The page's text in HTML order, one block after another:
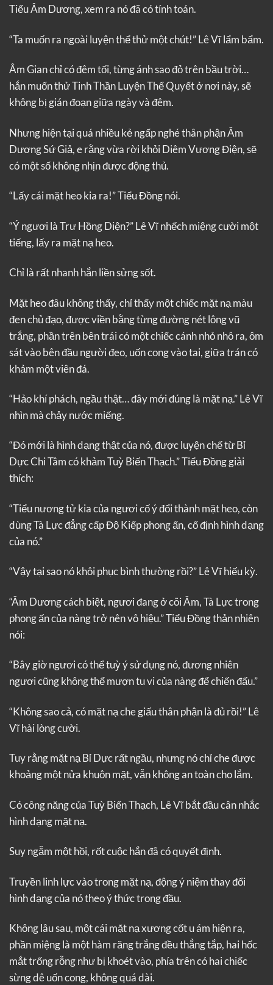
Tiểu Âm Dương, xem ra nó đã có tính toán.
“Ta muốn ra ngoài luyện thể thử một chút!” Lê Vĩ lẩm bẩm.
Âm Gian chỉ có đêm tối, từng ánh sao đỏ trên bầu trời…
hắn muốn thử Tinh Thần Luyện Thể Quyết ở nơi này, sẽ
không bị gián đoạn giữa ngày và đêm.
Nhưng hiện tại quá nhiều kẻ ngấp nghé thân phận Âm
Dương Sứ Giả, e rằng vừa rời khỏi Diêm Vương Điện, sẽ
có một số không nhịn được động thủ.
“Lấy cái mặt heo kia ra!” Tiểu Đồng nói.
“Ý ngươi là Trư Hồng Diện?” Lê Vĩ nhếch miệng cười một
tiếng, lấy ra mặt nạ heo.
Chỉ là rất nhanh hắn liền sửng sốt.
Mặt heo đâu không thấy, chỉ thấy một chiếc mặt nạ màu
đen chủ đạo, được viền bằng từng đường nét lông vũ
trắng, phần trên bên trái có một chiếc cánh nhỏ nhô ra, ôm
sát vào bên đầu người đeo, uốn cong vào tai, giữa trán có
khảm một viên đá.
“Hảo khí phách, ngầu thật… đây mới đúng là mặt nạ.” Lê Vĩ
nhìn mà chảy nước miếng.
“Đó mới là hình dạng thật của nó, được luyện chế từ Bỉ
Dực Chi Tâm có khảm Tuỳ Biến Thạch.” Tiểu Đồng giải
thích:
“Tiểu nương tử kia của ngươi cố ý đổi thành mặt heo, còn
dùng Tà Lực đẳng cấp Độ Kiếp phong ấn, cố định hình dạng
của nó.”
“Vậy tại sao nó khôi phục bình thường rồi?” Lê Vĩ hiếu kỳ.
“Âm Dương cách biệt, ngươi đang ở cõi Âm, Tà Lực trong
phong ấn của nàng trở nên vô hiệu.” Tiểu Đồng thản nhiên
nói:
“Bây giờ ngươi có thể tuỳ ý sử dụng nó, đương nhiên
ngươi cũng không thể mượn tu vi của nàng để chiến đấu.”
“Không sao cả, có mặt nạ che giấu thân phận là đủ rồi!” Lê
Vĩ hài lòng cười.
Tuy rằng mặt nạ Bỉ Dực rất ngầu, nhưng nó chỉ che được
khoảng một nửa khuôn mặt, vẫn không an toàn cho lắm.
Có công năng của Tuỳ Biến Thạch, Lê Vĩ bắt đầu cân nhắc
hình dạng mặt nạ.
Suy ngẫm một hồi, rốt cuộc hắn đã có quyết định.
Truyền linh lực vào trong mặt nạ, động ý niệm thay đổi
hình dạng của nó theo ý thức trong đầu.
Không lâu sau, một cái mặt nạ xương cốt u ám hiện ra,
phần miệng là một hàm răng trắng đều thẳng tắp, hai hốc
mắt trống rỗng như bị khoét vào, phía trên có hai chiếc
sừng dê uốn cong, không quá dài.